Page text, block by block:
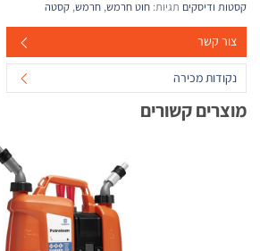
קסטות ודיסקים תגיות: חוט חרמש, חרמש, קסטה
צור קשר
נקודות מכירה
מוצרים קשורים